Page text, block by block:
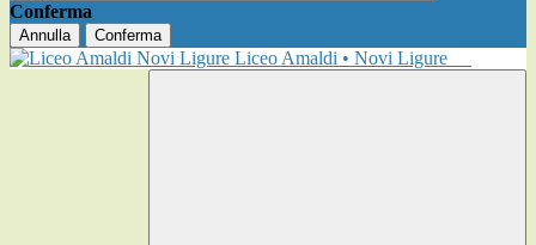
Conferma
Annulla Conferma
Liceo Amaldi • Novi Ligure